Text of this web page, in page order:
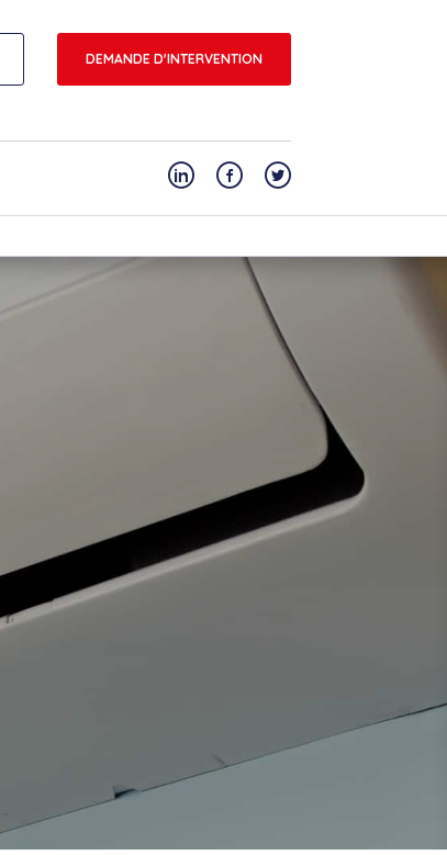
DEMANDE D'INTERVENTION